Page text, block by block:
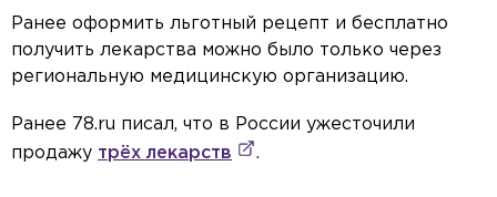
Ранее оформить льготный рецепт и бесплатно
получить лекарства можно было только через
региональную медицинскую организацию.
Ранее 78.ru писал, что в России ужесточили
продажу трёх лекарств .